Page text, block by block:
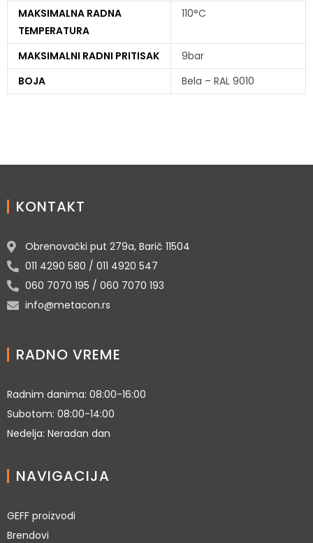
MAKSIMALNA RADNA
TEMPERATURA
110°C
MAKSIMALNI RADNI PRITISAK
9bar
BOJA
Bela – RAL 9010
KONTAKT
Obrenovački put 279a, Barič 11504
011 4290 580 / 011 4920 547
060 7070 195 / 060 7070 193
info@metacon.rs
RADNO VREME
Radnim danima: 08:00-16:00
Subotom: 08:00-14:00
Nedelja: Neradan dan
NAVIGACIJA
GEFF proizvodi
Brendovi